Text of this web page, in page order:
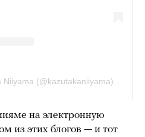
на электронную
из этих блогов — и тот